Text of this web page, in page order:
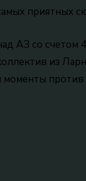
приятных
АЗ со счетом
из
моменты против